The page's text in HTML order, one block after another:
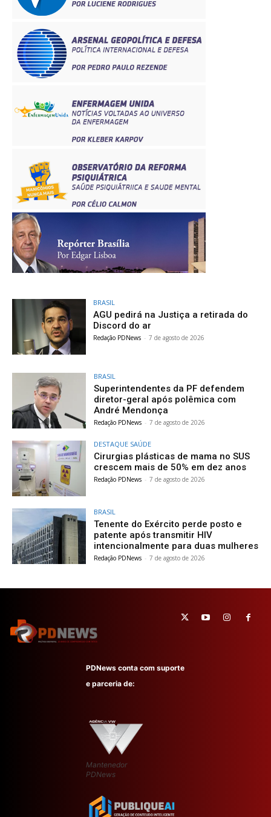
BRASIL
AGU pedirá na Justiça a retirada do
Discord do ar
Redação PDNews - 7 de agosto de 2026
BRASIL
Superintendentes da PF defendem
diretor-geral após polêmica com
André Mendonça
Redação PDNews - 7 de agosto de 2026
DESTAQUE SAÚDE
Cirurgias plásticas de mama no SUS
crescem mais de 50% em dez anos
Redação PDNews - 7 de agosto de 2026
BRASIL
Tenente do Exército perde posto e
patente após transmitir HIV
intencionalmente para duas mulheres
Redação PDNews - 7 de agosto de 2026
PDNews conta com suporte
e parceria de:
Mantenedor
PDNews